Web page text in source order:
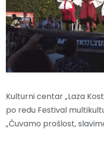
Kulturni centar „Laza
po redu Festival
„Čuvamo prošlost,